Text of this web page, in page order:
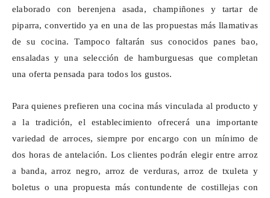
elaborado con berenjena asada, champiñones y tartar de
piparra, convertido ya en una de las propuestas más llamativas
de su cocina. Tampoco faltarán sus conocidos panesbao,
ensaladas y una selección de hamburguesas que completan
una oferta pensada para todos los gustos.
Para quienes prefieren una cocina más vinculada al producto y
a la tradición, el establecimiento ofrecerá una importante
variedad de arroces, siempre por encargo con un mínimo de
dos horas de antelación. Los clientes podrán elegir entre arroz
a banda, arroz negro, arroz de verduras, arroz de txuleta y
boletus o una propuesta más contundente de costillejascon